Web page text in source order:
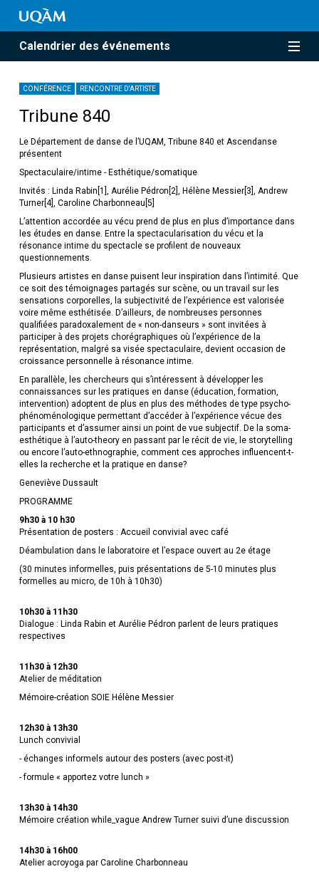
Calendrier des événements
CONFÉRENCE RENCONTRE D'ARTISTE
Tribune 840
Le Département de danse de l’UQAM, Tribune 840 et Ascendanse
présentent
Spectaculaire/intime - Esthétique/somatique
Invités : Linda Rabin[1], Aurélie Pédron[2], Hélène Messier[3], Andrew
Turner[4], Caroline Charbonneau[5]
L’attention accordée au vécu prend de plus en plus d’importance dans
les études en danse. Entre la spectacularisation du vécu et la
résonance intime du spectacle se profilent de nouveaux
questionnements.
Plusieurs artistes en danse puisent leur inspiration dans l’intimité. Que
ce soit des témoignages partagés sur scène, ou un travail sur les
sensations corporelles, la subjectivité de l’expérience est valorisée
voire même esthétisée. D’ailleurs, de nombreuses personnes
qualifiées paradoxalement de « non-danseurs » sont invitées à
participer à des projets chorégraphiques où l’expérience de la
représentation, malgré sa visée spectaculaire, devient occasion de
croissance personnelle à résonance intime.
En parallèle, les chercheurs qui s’intéressent à développer les
connaissances sur les pratiques en danse (éducation, formation,
intervention) adoptent de plus en plus des méthodes de type psycho-
phénoménologique permettant d’accéder à l’expérience vécue des
participants et d’assumer ainsi un point de vue subjectif. De la soma-
esthétique à l’auto-theory en passant par le récit de vie, le storytelling
ou encore l’auto-ethnographie, comment ces approches influencent-t-
elles la recherche et la pratique en danse?
Geneviève Dussault
PROGRAMME
9h30 à 10 h30
Présentation de posters : Accueil convivial avec café
Déambulation dans le laboratoire et l’espace ouvert au 2e étage
(30 minutes informelles, puis présentations de 5-10 minutes plus
formelles au micro, de 10h à 10h30)
10h30 à 11h30
Dialogue : Linda Rabin et Aurélie Pédron parlent de leurs pratiques
respectives
11h30 à 12h30
Atelier de méditation
Mémoire-création SOIE Hélène Messier
12h30 à 13h30
Lunch convivial
- échanges informels autour des posters (avec post-it)
- formule « apportez votre lunch »
13h30 à 14h30
Mémoire création while_vague Andrew Turner suivi d’une discussion
14h30 à 16h00
Atelier acroyoga par Caroline Charbonneau